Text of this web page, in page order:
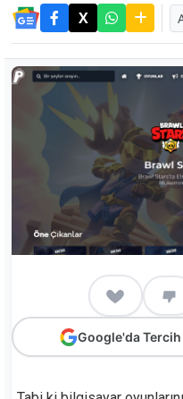
Google'da Tercih